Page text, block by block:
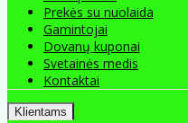
Prekės su nuolaida
Gamintojai
Dovanų kuponai
Svetainės medis
Kontaktai
Klientams